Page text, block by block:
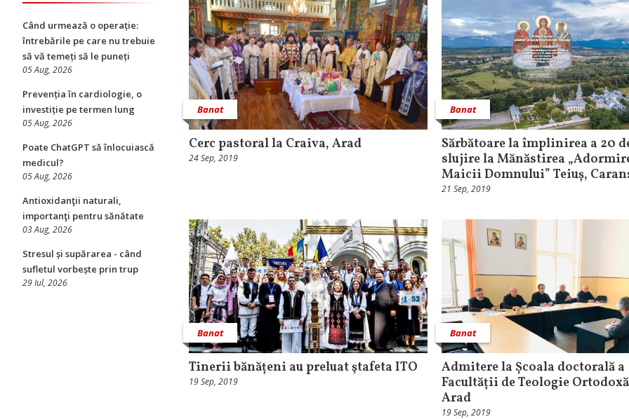
Când urmează o operație:
întrebările pe care nu trebuie
să vă temeți să le puneți
05 Aug, 2026
Prevenția în cardiologie, o
investiție pe termen lung
05 Aug, 2026
Poate ChatGPT să înlocuiască
medicul?
05 Aug, 2026
Antioxidanţii naturali,
importanţi pentru sănătate
03 Aug, 2026
Stresul și supărarea - când
sufletul vorbește prin trup
29 Iul, 2026
Banat
Cerc pastoral la Craiva, Arad
24 Sep, 2019
Banat
Sărbătoare la împlinirea a 20
slujire la Mănăstirea
Maicii Domnului” Teiuș,
21 Sep, 2019
Banat
Tinerii bănățeni au preluat ştafeta ITO
19 Sep, 2019
Banat
Admitere la Școala doctorală a
Facultății de Teologie
Arad
19 Sep, 2019